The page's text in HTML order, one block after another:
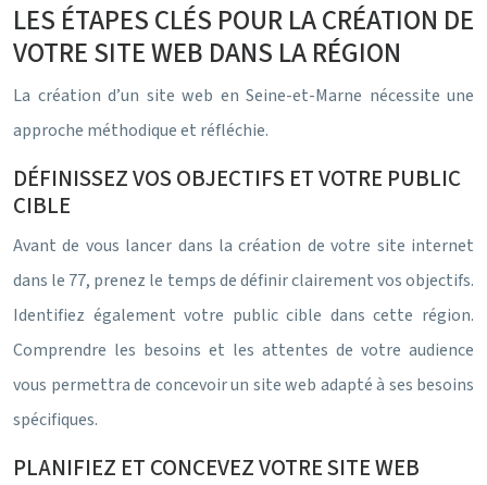
LES ÉTAPES CLÉS POUR LA CRÉATION DE
VOTRE SITE WEB DANS LA RÉGION
La création d’un site web en Seine-et-Marne nécessite une
approche méthodique et réfléchie.
DÉFINISSEZ VOS OBJECTIFS ET VOTRE PUBLIC
CIBLE
Avant de vous lancer dans la création de votre site internet
dans le 77, prenez le temps de définir clairement vos objectifs.
Identifiez également votre public cible dans cette région.
Comprendre les besoins et les attentes de votre audience
vous permettra de concevoir un site web adapté à ses besoins
spécifiques.
PLANIFIEZ ET CONCEVEZ VOTRE SITE WEB